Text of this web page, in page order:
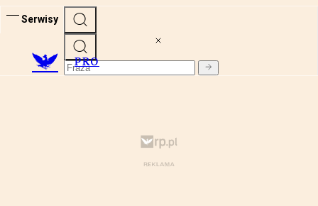
Serwisy
PRO